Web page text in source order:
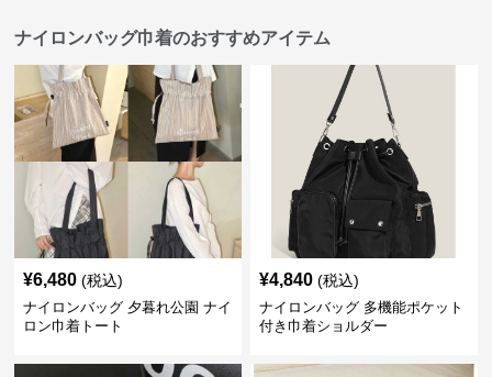
ナイロンバッグ巾着のおすすめアイテム
¥6,480 (税込)
ナイロンバッグ 夕暮れ公園 ナイ
ロン巾着トート
¥4,840 (税込)
ナイロンバッグ 多機能ポケット
付き巾着ショルダー